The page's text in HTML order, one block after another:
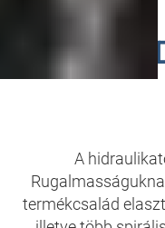
A
termékcsalád